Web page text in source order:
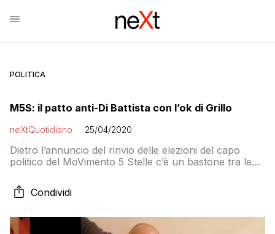
POLITICA
M5S: il patto anti-Di Battista con l’ok di Grillo
neXtQuotidiano 25/04/2020
Dietro l’annuncio del rinvio delle elezioni del capo
politico del MoVimento 5 Stelle c’è un bastone tra le
Alessandro Di Battista
Condividi